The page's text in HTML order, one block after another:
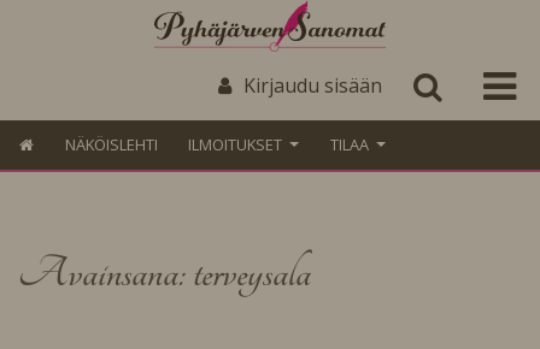
Kirjaudu sisään
NÄKÖISLEHTI ILMOITUKSET TILAA
Avainsana: terveysala